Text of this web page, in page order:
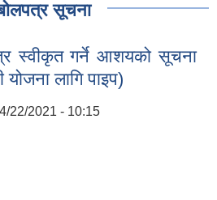
सूचना
स्वीकृत गर्ने आशयको सूचना
लागि पाइप)
22/2021 - 10:15